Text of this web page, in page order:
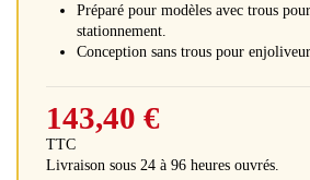
Préparé pour modèles avec trous
stationnement.
Conception sans trous pour enjoliveur.
143,40 €
TTC
Livraison sous 24 à 96 heures ouvrés.